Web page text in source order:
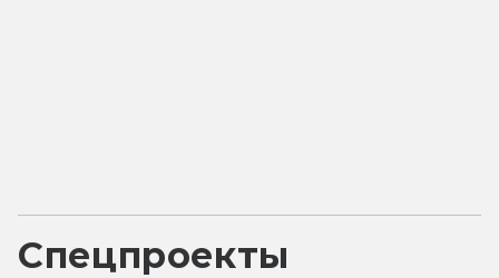
Спецпроекты